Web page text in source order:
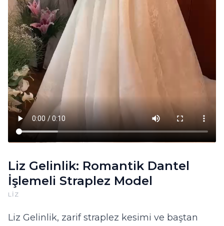
Liz Gelinlik: Romantik Dantel
İşlemeli Straplez Model
LIZ
Liz Gelinlik, zarif straplez kesimi ve baştan